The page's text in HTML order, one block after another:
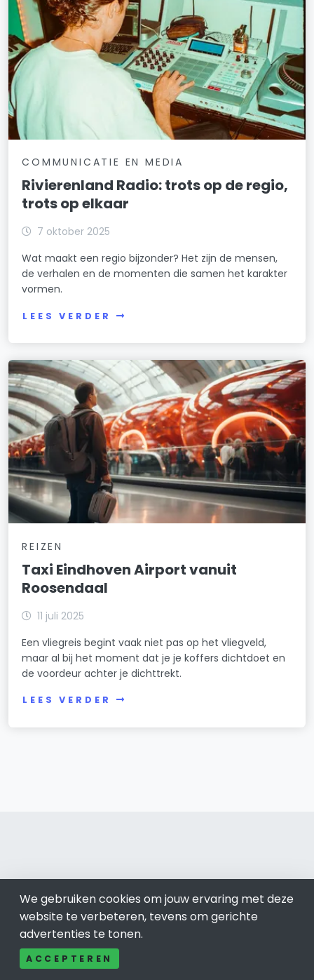
COMMUNICATIE EN MEDIA
Rivierenland Radio: trots op de regio,
trots op elkaar
7 oktober 2025
Wat maakt een regio bijzonder? Het zijn de mensen,
de verhalen en de momenten die samen het karakter
vormen.
LEES VERDER
REIZEN
Taxi Eindhoven Airport vanuit
Roosendaal
11 juli 2025
Een vliegreis begint vaak niet pas op het vliegveld,
maar al bij het moment dat je je koffers dichtdoet en
de voordeur achter je dichttrekt.
LEES VERDER
Bel ons: 085-04 10 177
Contact
Adverteren
Over ons
We gebruiken cookies om jouw ervaring met deze
website te verbeteren, tevens om gerichte
advertenties te tonen.
ACCEPTEREN